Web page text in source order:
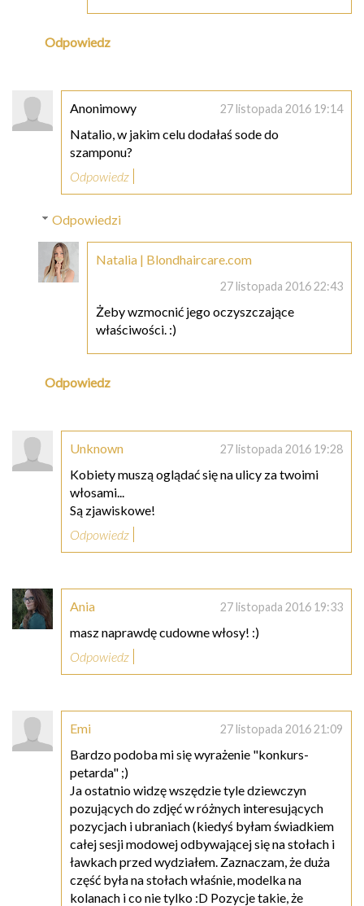
Odpowiedz
Anonimowy 27 listopada 2016 19:14
Natalio, w jakim celu dodałaś sode do
szamponu?
Odpowiedz
Odpowiedzi
Natalia | Blondhaircare.com
27 listopada 2016 22:43
Żeby wzmocnić jego oczyszczające
właściwości. :)
Odpowiedz
Unknown 27 listopada 2016 19:28
Kobiety muszą oglądać się na ulicy za twoimi
włosami...
Są zjawiskowe!
Odpowiedz
Ania 27 listopada 2016 19:33
masz naprawdę cudowne włosy! :)
Odpowiedz
Emi 27 listopada 2016 21:09
Bardzo podoba mi się wyrażenie "konkurs-
petarda" ;)
Ja ostatnio widzę wszędzie tyle dziewczyn
pozujących do zdjęć w różnych interesujących
pozycjach i ubraniach (kiedyś byłam świadkiem
całej sesji modowej odbywającej się na stołach i
ławkach przed wydziałem. Zaznaczam, że duża
część była na stołach właśnie, modelka na
kolanach i co nie tylko :D Pozycje takie, że